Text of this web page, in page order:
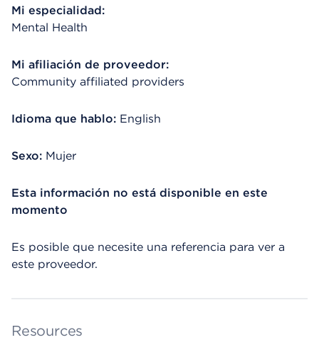
Mi especialidad:
Mental Health
Mi afiliación de proveedor:
Community affiliated providers
Idioma que hablo: English
Sexo: Mujer
Esta información no está disponible en este
momento
Es posible que necesite una referencia para ver a
este proveedor.
Resources